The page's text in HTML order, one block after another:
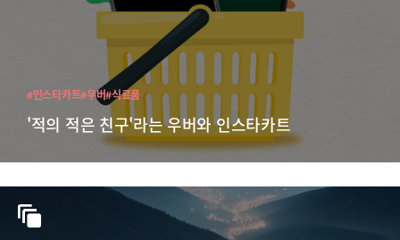
'적의 적은 친구'라는 우버와 인스타카트
#인스타카트#우버#식료품